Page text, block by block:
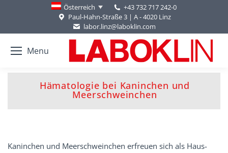
Österreich
+43 732 717 242-0
Paul-Hahn-Straße 3 | A - 4020 Linz
labor.linz@laboklin.com
Menu
Hämatologie bei Kaninchen und
Meerschweinchen
You are here:
Kaninchen und Meerschweinchen erfreuen sich als Haus-